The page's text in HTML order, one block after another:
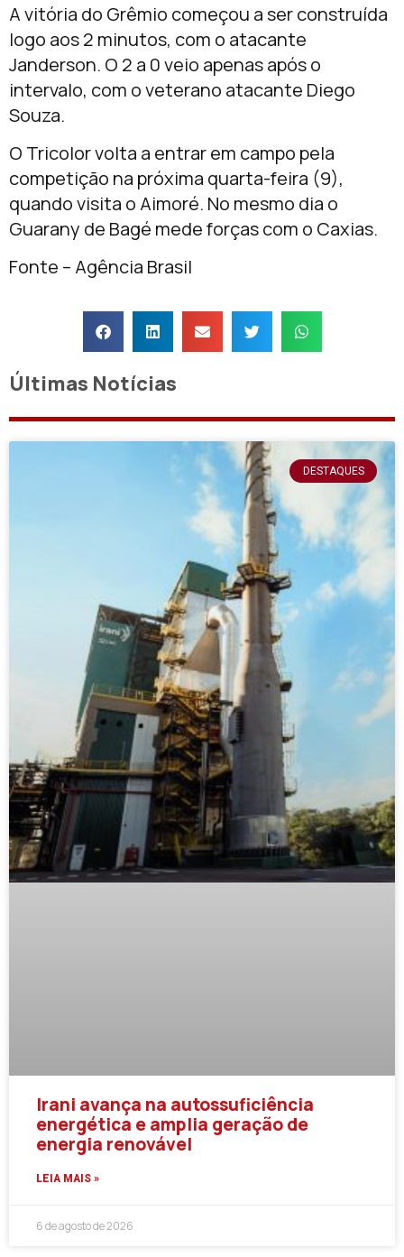
A vitória do Grêmio começou a ser construída
logo aos 2 minutos, com o atacante
Janderson. O 2 a 0 veio apenas após o
intervalo, com o veterano atacante Diego
Souza.
O Tricolor volta a entrar em campo pela
competição na próxima quarta-feira (9),
quando visita o Aimoré. No mesmo dia o
Guarany de Bagé mede forças com o Caxias.
Fonte – Agência Brasil
Últimas Notícias
DESTAQUES
Irani avança na autossuficiência
energética e amplia geração de
energia renovável
LEIA MAIS »
6 de agosto de 2026